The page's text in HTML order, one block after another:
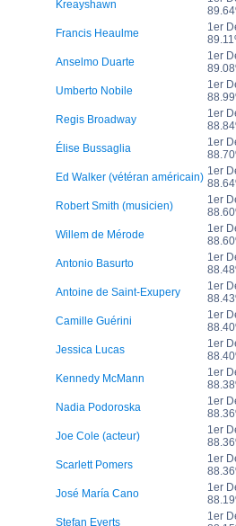
Kreayshawn
Francis Heaulme
1er
Anselmo Duarte
1er
Umberto Nobile
1er
Regis Broadway
1er
Élise Bussaglia
1er
Ed Walker (vétéran américain) 1er
Robert Smith (musicien)
1er
Willem de Mérode
1er
Antonio Basurto
1er
Antoine de Saint-Exupery
1er
Camille Guérini
1er
Jessica Lucas
1er
Kennedy McMann
1er
Nadia Podoroska
1er
Joe Cole (acteur)
1er
Scarlett Pomers
1er
José María Cano
1er
Stefan Everts
1er